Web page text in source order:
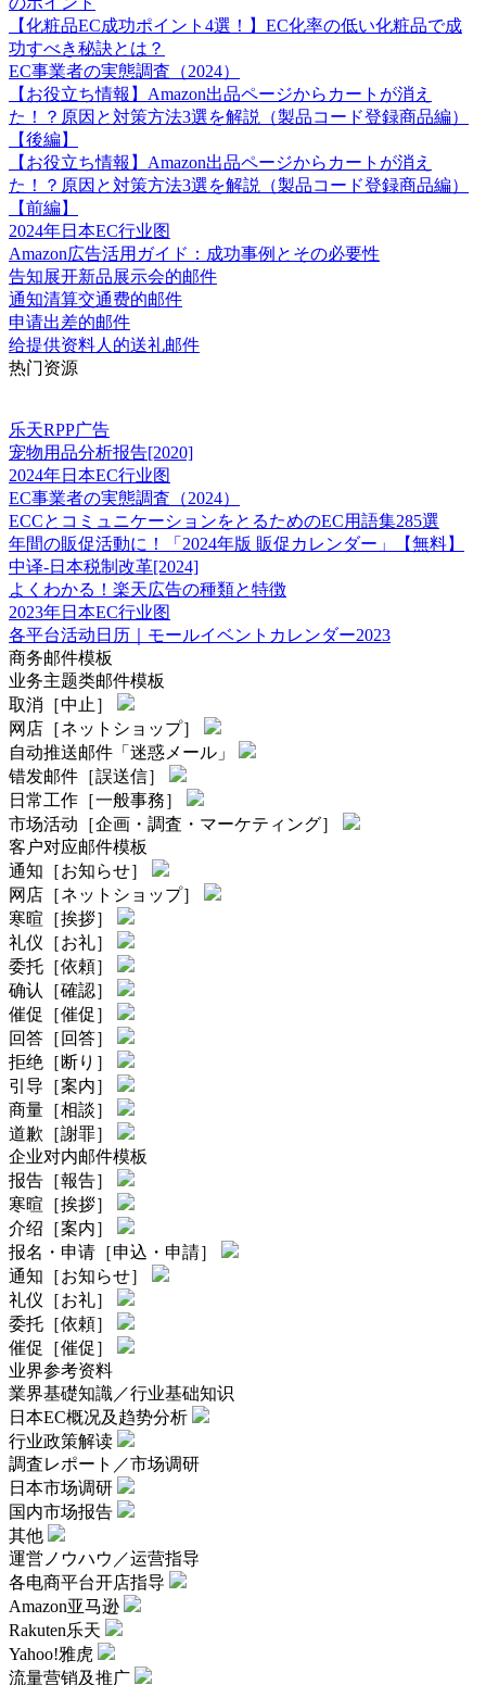
【化粧品EC成功ポイント4選！】EC化率の低い化粧品で成
功すべき秘訣とは？
EC事業者の実態調査（2024）
【お役立ち情報】Amazon出品ページからカートが消え
た！？原因と対策方法3選を解説（製品コード登録商品編）
【後編】
【お役立ち情報】Amazon出品ページからカートが消え
た！？原因と対策方法3選を解説（製品コード登録商品編）
【前編】
2024年日本EC行业图
Amazon広告活用ガイド：成功事例とその必要性
告知展开新品展示会的邮件
通知清算交通费的邮件
申请出差的邮件
给提供资料人的送礼邮件
热门资源
乐天RPP广告
宠物用品分析报告[2020]
2024年日本EC行业图
EC事業者の実態調査（2024）
ECCとコミュニケーションをとるためのEC用語集285選
年間の販促活動に！「2024年版 販促カレンダー」【無料】
中译-日本税制改革[2024]
よくわかる！楽天広告の種類と特徴
2023年日本EC行业图
各平台活动日历｜モールイベントカレンダー2023
商务邮件模板
业务主题类邮件模板
取消［中止］
网店［ネットショップ］
自动推送邮件「迷惑メール」
错发邮件［誤送信］
日常工作［一般事務］
市场活动［企画・調査・マーケティング］
客户对应邮件模板
通知［お知らせ］
网店［ネットショップ］
寒暄［挨拶］
礼仪［お礼］
委托［依頼］
确认［確認］
催促［催促］
回答［回答］
拒绝［断り］
引导［案内］
商量［相談］
道歉［謝罪］
企业对内邮件模板
报告［報告］
寒暄［挨拶］
介绍［案内］
报名・申请［申込・申請］
通知［お知らせ］
礼仪［お礼］
委托［依頼］
催促［催促］
业界参考资料
業界基礎知識／行业基础知识
日本EC概况及趋势分析
行业政策解读
調査レポート／市场调研
日本市场调研
国内市场报告
其他
運営ノウハウ／运营指导
各电商平台开店指导
Amazon亚马逊
Rakuten乐天
Yahoo!雅虎
流量营销及推广